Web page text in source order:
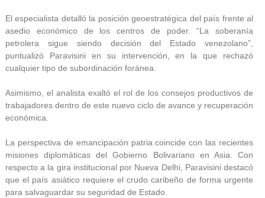
El especialista detalló la posición geoestratégica del país frente al
asedio económico de los centros de poder. “La soberanía
petrolera sigue siendo decisión del Estado venezolano”,
puntualizó Paravisini en su intervención, en la que rechazó
cualquier tipo de subordinación foránea.
Asimismo, el analista exaltó el rol de los consejos productivos de
trabajadores dentro de este nuevo ciclo de avance y recuperación
económica.
La perspectiva de emancipación patria coincide con las recientes
misiones diplomáticas del Gobierno Bolivariano en Asia. Con
respecto a la gira institucional por Nueva Delhi, Paravisini destacó
que el país asiático requiere el crudo caribeño de forma urgente
para salvaguardar su seguridad de Estado.